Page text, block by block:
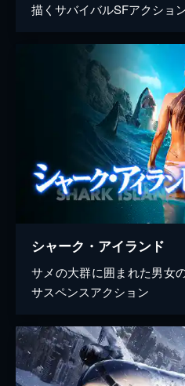
描くサバイバルSFアクショ
シャーク・アイランド
サメの大群に囲まれた男女
サスペンスアクション